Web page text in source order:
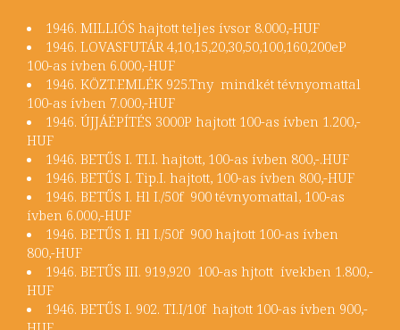
1946. MILLIÓS hajtott teljes ívsor 8.000,-HUF
1946. LOVASFUTÁR 4,10,15,20,30,50,100,160,200eP
100-as ívben 6.000,-HUF
1946. KÖZT.EMLÉK 925.Tny mindkét tévnyomattal
100-as ívben 7.000,-HUF
1946. ÚJJÁÉPÍTÉS 3000P hajtott 100-as ívben 1.200,-
HUF
1946. BETŰS I. TI.I. hajtott, 100-as ívben 800,-.HUF
1946. BETŰS I. Tip.I. hajtott, 100-as ívben 800,-HUF
1946. BETŰS I. Hl I./50f 900 tévnyomattal, 100-as
ívben 6.000,-HUF
1946. BETŰS I. Hl I./50f 900 hajtott 100-as ívben
800,-HUF
1946. BETŰS III. 919,920 100-as hjtott ívekben 1.800,-
HUF
1946. BETŰS I. 902. TI.I/10f hajtott 100-as ívben 900,-